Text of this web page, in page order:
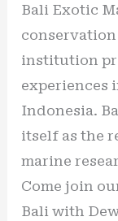
Bali Exotic
institution
experiences
Indonesia.
itself as the
marine
Come join
Bali with